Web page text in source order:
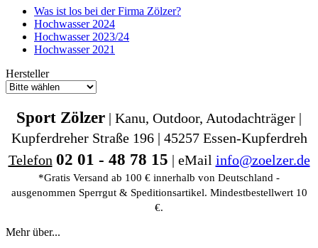
Was ist los bei der Firma Zölzer?
Hochwasser 2024
Hochwasser 2023/24
Hochwasser 2021
Hersteller
Sport Zölzer | Kanu, Outdoor, Autodachträger |
Kupferdreher Straße 196 | 45257 Essen-Kupferdreh
Telefon 02 01 - 48 78 15 | eMail info@zoelzer.de
*Gratis Versand ab 100 € innerhalb von Deutschland -
ausgenommen Sperrgut & Speditionsartikel. Mindestbestellwert 10
€.
Mehr über...